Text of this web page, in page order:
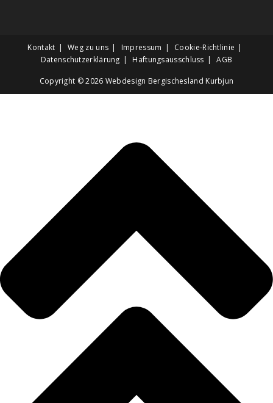
Kontakt Weg zu uns Impressum
Cookie-Richtlinie
Datenschutzerklärung
Haftungsausschluss AGB
Copyright © 2026 Webdesign Bergischesland Kurbjun